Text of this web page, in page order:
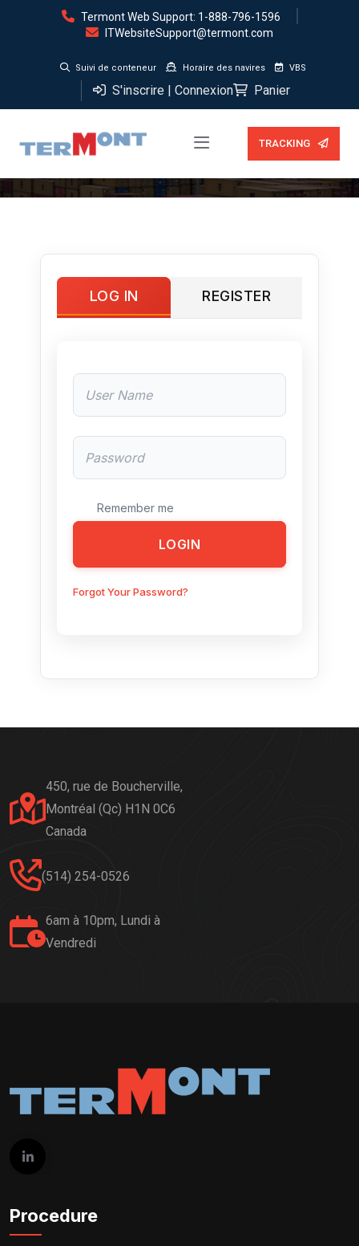
Termont Web Support: 1-888-796-1596
ITWebsiteSupport@termont.com
Suivi de conteneur Horaire des navires VBS
S'inscrire | Connexion Panier
TRACKING
Mon compte
LOG IN REGISTER
Remember me
LOGIN
Forgot Your Password?
450, rue de Boucherville,
Montréal (Qc) H1N 0C6
Canada
(514) 254-0526
6am à 10pm, Lundi à
Vendredi
Procedure